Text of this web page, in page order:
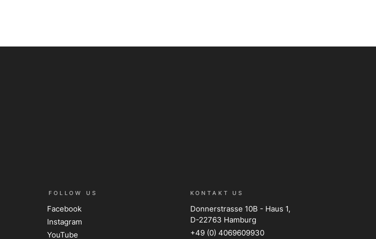
FOLLOW US
Facebook
Instagram
YouTube
KONTAKT US
Donnerstrasse 10B - Haus 1,
D-22763 Hamburg
+49 (0) 4069609930